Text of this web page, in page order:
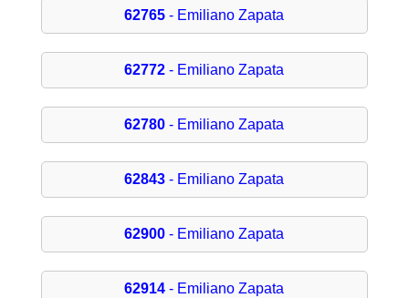
62765 - Emiliano Zapata
62772 - Emiliano Zapata
62780 - Emiliano Zapata
62843 - Emiliano Zapata
62900 - Emiliano Zapata
62914 - Emiliano Zapata